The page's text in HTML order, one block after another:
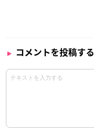
コメントを投稿する